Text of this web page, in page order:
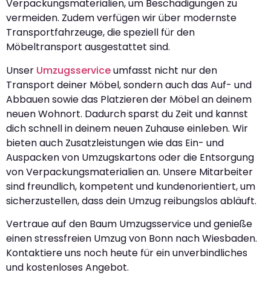
Verpackungsmaterialien, um Beschädigungen zu
vermeiden. Zudem verfügen wir über modernste
Transportfahrzeuge, die speziell für den
Möbeltransport ausgestattet sind.
Unser Umzugsserviceumfasst nicht nur den
Transport deiner Möbel, sondern auch das Auf- und
Abbauen sowie das Platzieren der Möbel an deinem
neuen Wohnort. Dadurch sparst du Zeit und kannst
dich schnell in deinem neuen Zuhause einleben. Wir
bieten auch Zusatzleistungen wie das Ein- und
Auspacken von Umzugskartons oder die Entsorgung
von Verpackungsmaterialien an. Unsere Mitarbeiter
sind freundlich, kompetent und kundenorientiert, um
sicherzustellen, dass dein Umzug reibungslos abläuft.
Vertraue auf den Baum Umzugsservice und genieße
einen stressfreien Umzug von Bonn nach Wiesbaden.
Kontaktiere uns noch heute für ein unverbindliches
und kostenloses Angebot.